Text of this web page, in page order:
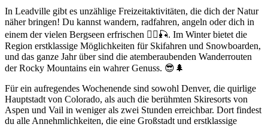
In Leadville gibt es unzählige Freizeitaktivitäten, die dich der Natur
näher bringen! Du kannst wandern, radfahren, angeln oder dich in
einem der vielen Bergseen erfrischen 🚵‍♀️🎣. Im Winter bietet die
Region erstklassige Möglichkeiten für Skifahren und Snowboarden,
und das ganze Jahr über sind die atemberaubenden Wanderrouten
der Rocky Mountains ein wahrer Genuss. 😎🌲
Für ein aufregendes Wochenende sind sowohl Denver, die quirlige
Hauptstadt von Colorado, als auch die berühmten Skiresorts von
Aspen und Vail in weniger als zwei Stunden erreichbar. Dort findest
du alle Annehmlichkeiten, die eine Großstadt und erstklassige